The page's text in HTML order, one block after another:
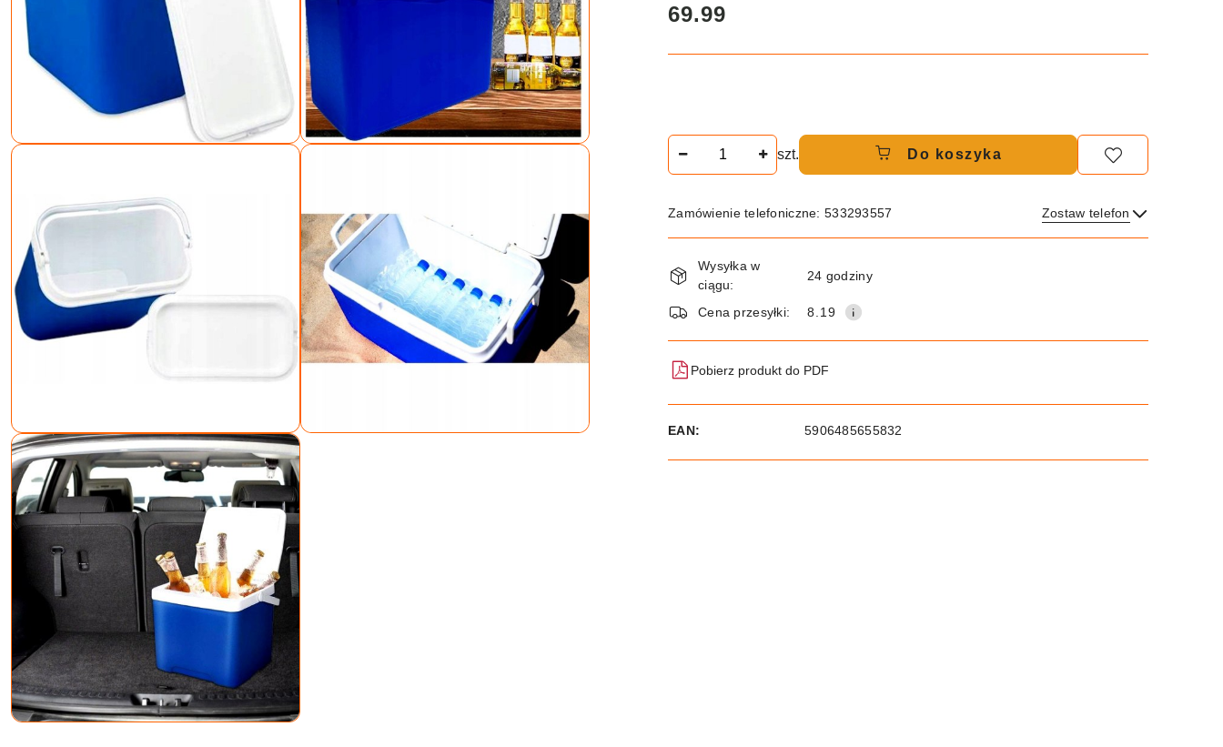
cena:
69.99
szt. Do koszyka
Zamówienie telefoniczne: 533293557 Zostaw telefon
Wyślij
Dostępność
i
dostawa
Wysyłka w
ciągu:
24 godziny
Cena przesyłki: 8.19
Pobierz produkt do PDF
EAN: 5906485655832